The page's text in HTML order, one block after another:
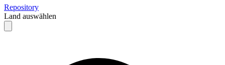
Repository
Land auswählen